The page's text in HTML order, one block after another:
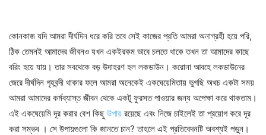
কোনকাজ যদি আমরা দীর্ঘদিন ধরে করি তবে সেই কাজের প্রতি আমরা অনাগ্রহী হয়ে পরি,
ঠিক তেমনই আমাদের জীবনও যখন একইরকম ভাবে চলতে থাকে তখন তা আমাদের কাছে
বরিং হয়ে যায়। তার সবথেকে বড় উদাহরণ হল লকডাউন। করোনা আবহে লকডাউনের
জেরে দীর্ঘদিন গৃহবন্দী থাকার ফলে আমরা অনেকেই একঘেয়েমিতায় ভুগছি অথচ একটা সময়
আমরা আমাদের কর্মব্যাস্ত জীবন থেকে একটু ফুরসত পাওয়ার জন্য অপেক্ষা করে থাকতাম।
এই একঘেয়েমি দূর করার বেশ কিছু উপায় রয়েছে এবং নিজে চাইলেই তা প্রয়োগ করে দূর
করা সম্ভব । সে উপায়গুলো কি জানতে চান? তাহলে এই প্রতিবেদনটি অবশ্যই পড়ুন।